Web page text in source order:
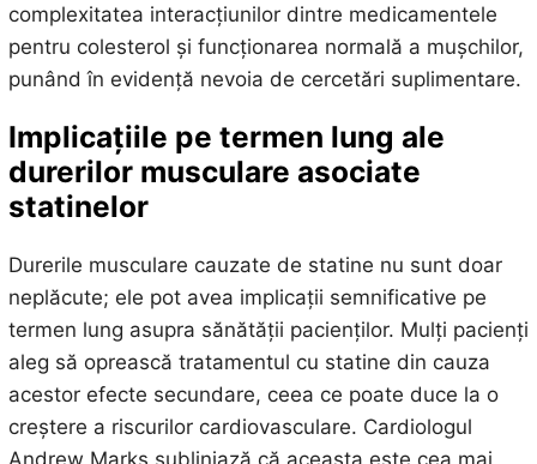
complexitatea interacțiunilor dintre medicamentele
pentru colesterol și funcționarea normală a mușchilor,
punând în evidență nevoia de cercetări suplimentare.
Implicațiile pe termen lung ale
durerilor musculare asociate
statinelor
Durerile musculare cauzate de statine nu sunt doar
neplăcute; ele pot avea implicații semnificative pe
termen lung asupra sănătății pacienților. Mulți pacienți
aleg să oprească tratamentul cu statine din cauza
acestor efecte secundare, ceea ce poate duce la o
creștere a riscurilor cardiovasculare. Cardiologul
Andrew Marks subliniază că aceasta este cea mai